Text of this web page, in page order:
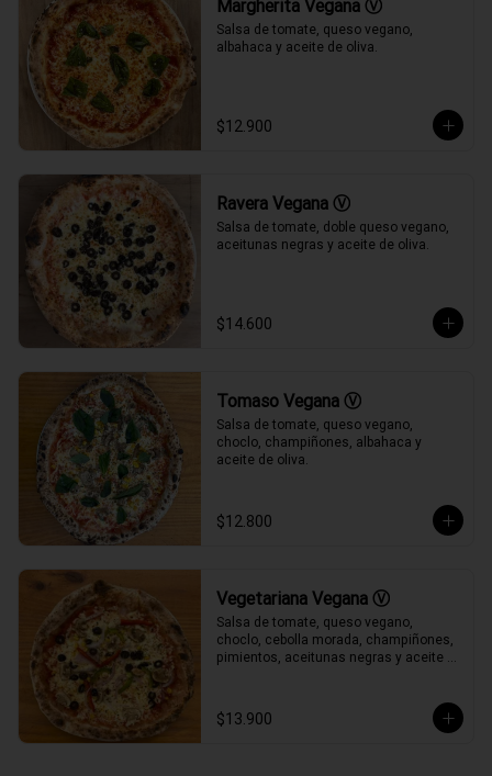
Margherita Vegana Ⓥ
Salsa de tomate, queso vegano,
albahaca y aceite de oliva.
$12.900
Ravera Vegana Ⓥ
Salsa de tomate, doble queso vegano,
aceitunas negras y aceite de oliva.
$14.600
Tomaso Vegana Ⓥ
Salsa de tomate, queso vegano,
choclo, champiñones, albahaca y
aceite de oliva.
$12.800
Vegetariana Vegana Ⓥ
Salsa de tomate, queso vegano,
choclo, cebolla morada, champiñones,
pimientos, aceitunas negras y aceite
$13.900